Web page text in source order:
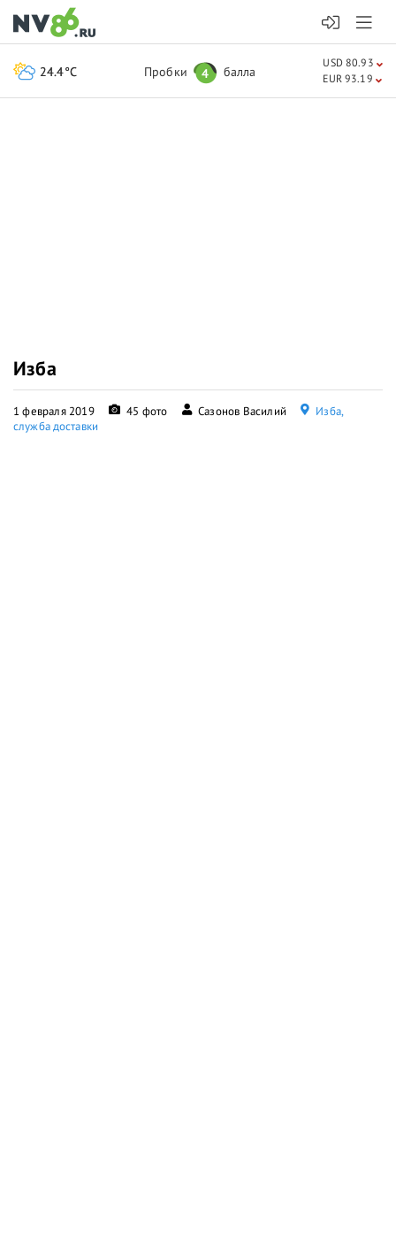
Изба
1 февраля 2019 45 фото Сазонов Василий
Изба,
служба доставки
24.4°C Пробки 4 балла
USD 80.93
EUR 93.19